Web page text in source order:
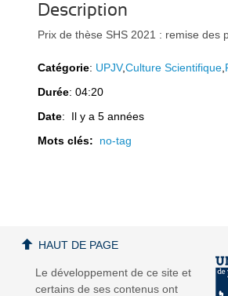
e
a
e
a
Description
Prix de thèse SHS 2021 : remise des
Catégorie: UPJV,Culture Scientifique
Durée: 04:20
Date: Il y a 5 années
Mots clés: no-tag
Le développement de ce site et
certains de ses contenus ont
HAUT DE PAGE